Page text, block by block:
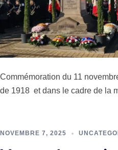
Commémoration du 11
de 1918 et dans le cadre de la
NOVEMBRE 7, 2025